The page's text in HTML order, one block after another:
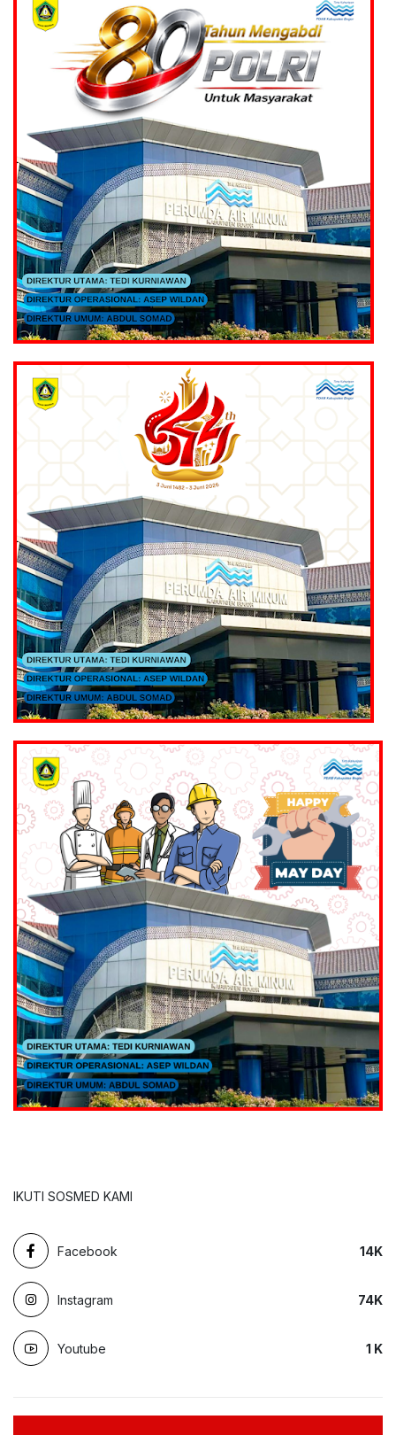
IKUTI SOSMED KAMI
Facebook 14K
Instagram 74K
Youtube 1 K